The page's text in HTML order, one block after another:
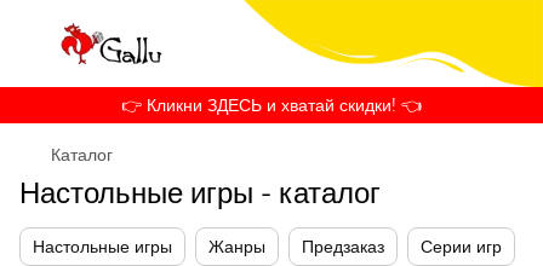
👉 Кликни ЗДЕСЬ и хватай скидки! 👈
Каталог
Настольные игры - каталог
Настольные игры Жанры Предзаказ Серии игр